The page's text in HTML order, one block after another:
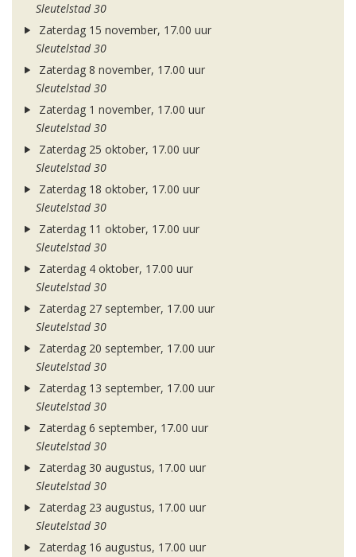
Sleutelstad 30
Zaterdag 15 november, 17.00 uur
Sleutelstad 30
Zaterdag 8 november, 17.00 uur
Sleutelstad 30
Zaterdag 1 november, 17.00 uur
Sleutelstad 30
Zaterdag 25 oktober, 17.00 uur
Sleutelstad 30
Zaterdag 18 oktober, 17.00 uur
Sleutelstad 30
Zaterdag 11 oktober, 17.00 uur
Sleutelstad 30
Zaterdag 4 oktober, 17.00 uur
Sleutelstad 30
Zaterdag 27 september, 17.00 uur
Sleutelstad 30
Zaterdag 20 september, 17.00 uur
Sleutelstad 30
Zaterdag 13 september, 17.00 uur
Sleutelstad 30
Zaterdag 6 september, 17.00 uur
Sleutelstad 30
Zaterdag 30 augustus, 17.00 uur
Sleutelstad 30
Zaterdag 23 augustus, 17.00 uur
Sleutelstad 30
Zaterdag 16 augustus, 17.00 uur